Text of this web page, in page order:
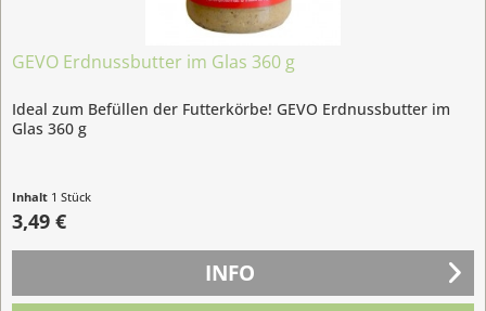
GEVO Erdnussbutter im Glas 360 g
Ideal zum Befüllen der Futterkörbe! GEVO Erdnussbutter im
Glas 360 g
Inhalt 1 Stück
3,49 €
INFO